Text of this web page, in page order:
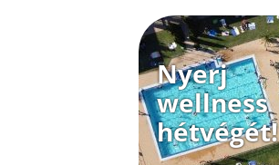
Nyerj
wellness
hétvégét!